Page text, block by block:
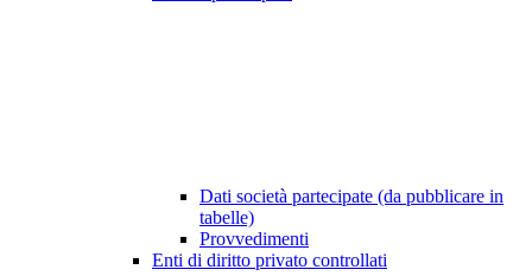
Dati società partecipate (da pubblicare in
tabelle)
Provvedimenti
Enti di diritto privato controllati